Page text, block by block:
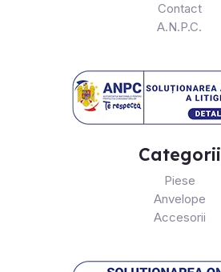
Contact
A.N.P.C.
Categorii
Piese
Anvelope
Accesorii